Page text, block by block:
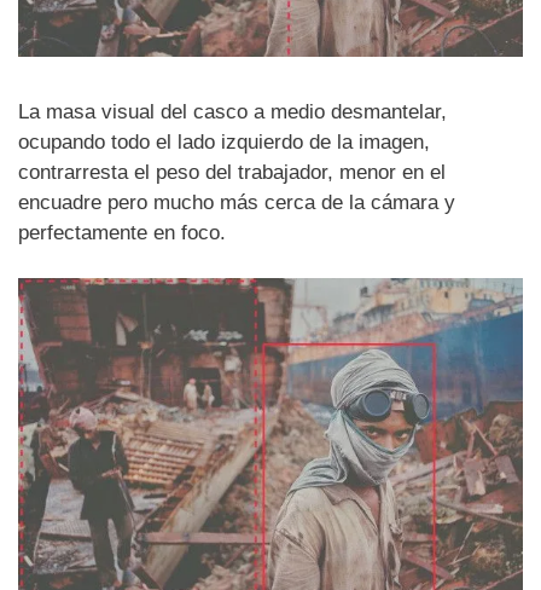
La masa visual del casco a medio desmantelar,
ocupando todo el lado izquierdo de la imagen,
contrarresta el peso del trabajador, menor en el
encuadre pero mucho más cerca de la cámara y
perfectamente en foco.